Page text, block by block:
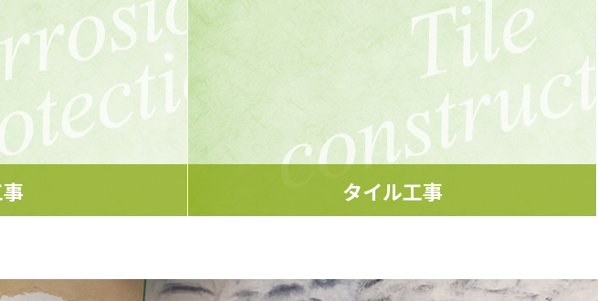
響を起こさない
れています。
防水性・防火性・調湿機能に優れており、古くから
寺院・民家・倉などに使用されてきた建築素材です。
うにする工事です。
タイル工事
様々なタイル材のご提案をいたします。